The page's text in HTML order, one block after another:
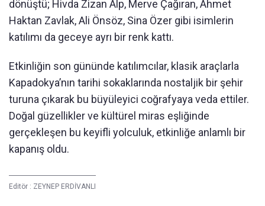
dönüştü; Hivda Zizan Alp, Merve Çağıran, Ahmet
Haktan Zavlak, Ali Önsöz, Sina Özer gibi isimlerin
katılımı da geceye ayrı bir renk kattı.
Etkinliğin son gününde katılımcılar, klasik araçlarla
Kapadokya’nın tarihi sokaklarında nostaljik bir şehir
turuna çıkarak bu büyüleyici coğrafyaya veda ettiler.
Doğal güzellikler ve kültürel miras eşliğinde
gerçekleşen bu keyifli yolculuk, etkinliğe anlamlı bir
kapanış oldu.
Editör : ZEYNEP ERDİVANLI